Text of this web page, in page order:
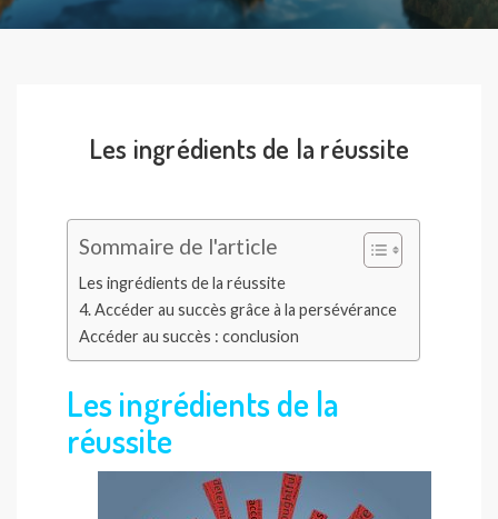
Les ingrédients de la réussite
Sommaire de l'article
Les ingrédients de la réussite
4. Accéder au succès grâce à la persévérance
Accéder au succès : conclusion
Les ingrédients de la
réussite